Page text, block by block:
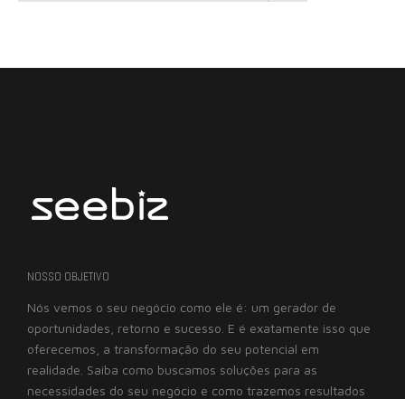
NOSSO OBJETIVO
Nós vemos o seu negócio como ele é: um gerador de
oportunidades, retorno e sucesso. E é exatamente isso que
oferecemos, a transformação do seu potencial em
realidade. Saiba como buscamos soluções para as
necessidades do seu negócio e como trazemos resultados